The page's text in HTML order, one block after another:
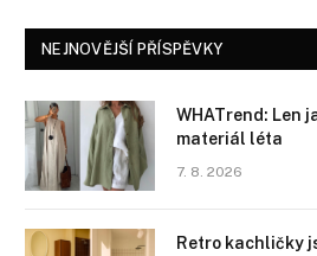
NEJNOVĚJŠÍ PŘÍSPĚVKY
WHATrend: Len
materiál léta
7. 8. 2026
Retro kachličky